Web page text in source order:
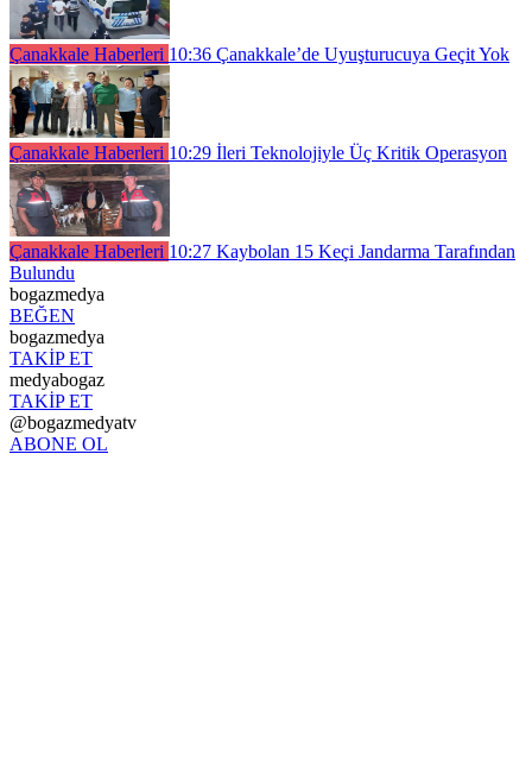
Çanakkale Haberleri 10:36 Çanakkale’de Uyuşturucuya Geçit Yok
Çanakkale Haberleri 10:29 İleri Teknolojiyle Üç Kritik Operasyon
Çanakkale Haberleri 10:27 Kaybolan 15 Keçi Jandarma Tarafından
Bulundu
bogazmedya
BEĞEN
bogazmedya
TAKİP ET
medyabogaz
TAKİP ET
@bogazmedyatv
ABONE OL